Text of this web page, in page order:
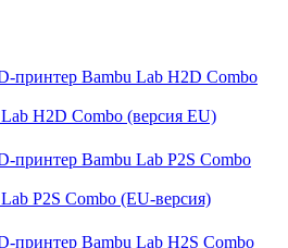
H2D Combo (версия EU)
P2S Combo (EU-версия)